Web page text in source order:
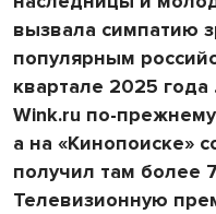
вызвала симпатию
популярным
квартале 2025 года
Wink.ru по-
а на «Кинопоиске»
получил там более
Телевизионную